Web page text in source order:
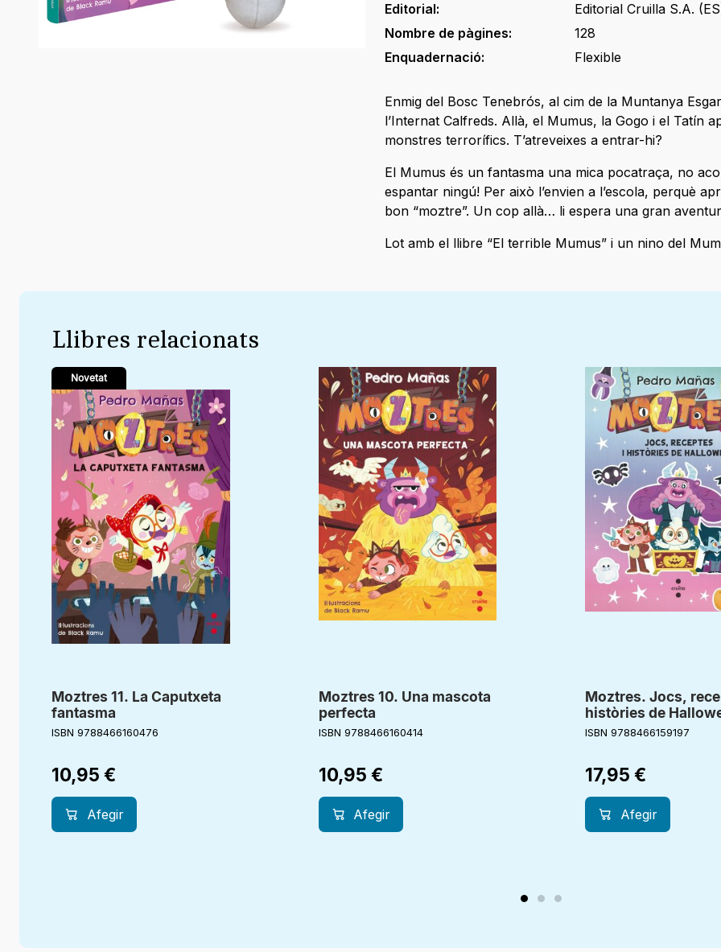
Editorial:
Editorial Cruilla S.A.
Nombre de pàgines:
128
Enquadernació:
Flexible
Enmig del Bosc Tenebrós, al cim de la Muntanya
l’Internat Calfreds. Allà, el Mumus, la Gogo i el Tatín
monstres terrorífics. T’atreveixes a entrar-hi?
El Mumus és un fantasma una mica pocatraça, no
espantar ningú! Per això l’envien a l’escola, perquè
bon “moztre”. Un cop allà… li espera una gran
Lot amb el llibre “El terrible Mumus” i un nino del
Llibres relacionats
Novetat
Moztres 11. La Caputxeta
fantasma
ISBN 9788466160476
10,95 €
Afegir
Moztres 10. Una mascota
perfecta
ISBN 9788466160414
10,95 €
Afegir
Moztres. Jocs,
històries de
ISBN 9788466159197
17,95 €
Afegir